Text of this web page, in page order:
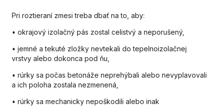
Pri roztieraní zmesi treba dbať na to, aby:
• okrajový izolačný pás zostal celistvý a neporušený,
• jemné a tekuté zložky nevtekali do tepelnoizolačnej
vrstvy alebo dokonca pod ňu,
• rúrky sa počas betonáže neprehýbali alebo nevyplavovali
a ich poloha zostala nezmenená,
• rúrky sa mechanicky nepoškodili alebo inak